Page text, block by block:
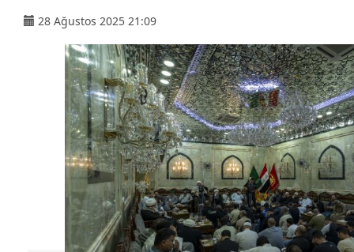
28 Ağustos 2025 21:09